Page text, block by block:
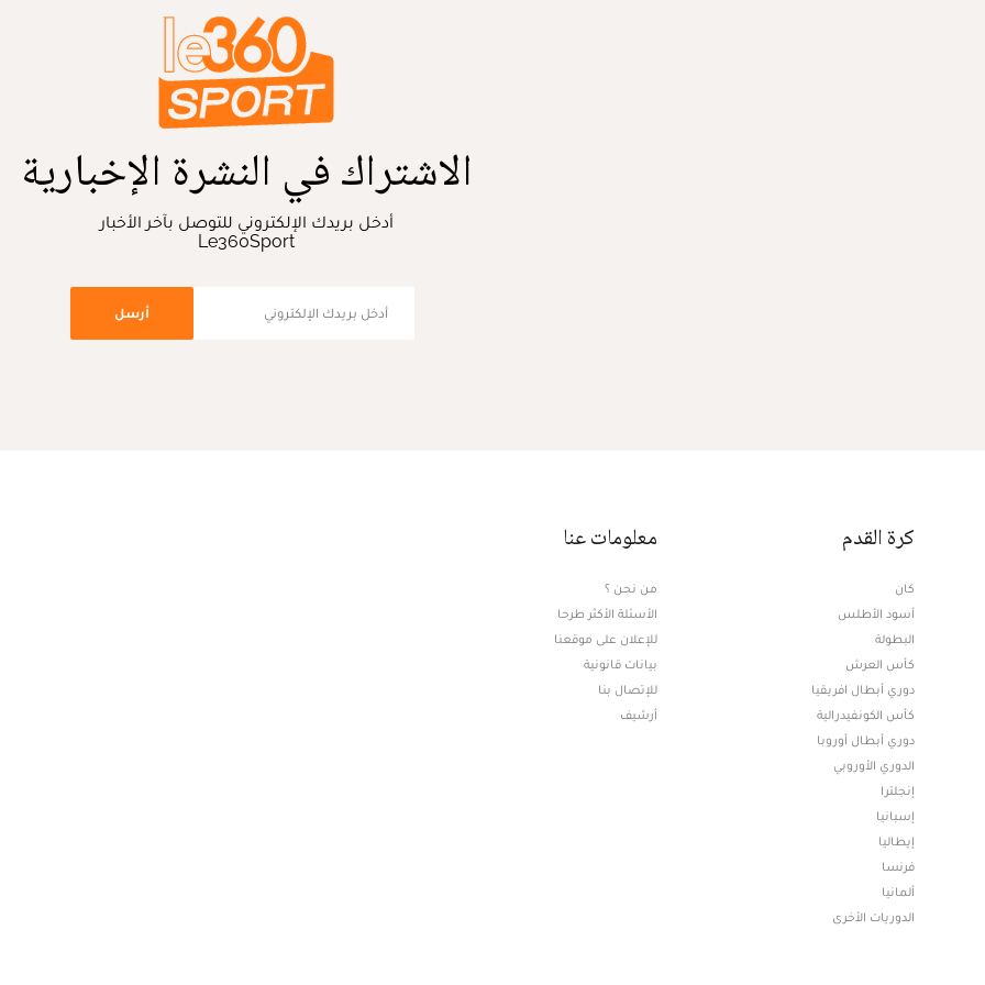
الاشتراك في النشرة الإخبارية
أدخل بريدك الإلكتروني للتوصل بآخر الأخبار
Le360Sport
أرسل
كرة القدم
كان
أسود الأطلس
البطولة
كأس العرش
دوري أبطال افريقيا
كأس الكونفيدرالية
دوري أبطال أوروبا
الدوري الأوروبي
إنجلترا
إسبانيا
إيطاليا
فرنسا
ألمانيا
الدوريات الأخرى
معلومات عنا
من نحن ؟
الأسئلة الأكثر طرحا
للإعلان على موقعنا
بيانات قانونية
للإتصال بنا
أرشيف